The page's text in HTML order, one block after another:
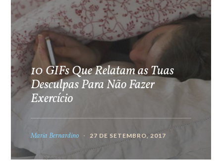
10 GIFs Que Relatam as Tuas
Desculpas Para Não Fazer
Exercício
Maria Bernardino 27 DE SETEMBRO, 2017